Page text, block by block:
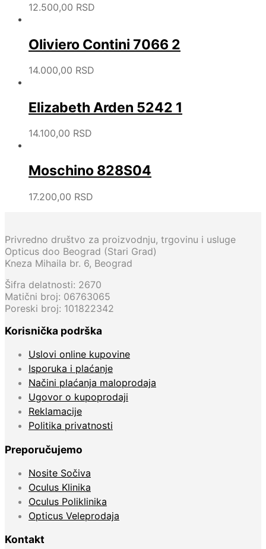
12.500,00 RSD
Oliviero Contini 7066 2
14.000,00 RSD
Elizabeth Arden 5242 1
14.100,00 RSD
Moschino 828S04
17.200,00 RSD
Privredno društvo za proizvodnju, trgovinu i usluge
Opticus doo Beograd (Stari Grad)
Kneza Mihaila br. 6, Beograd
Šifra delatnosti: 2670
Matični broj: 06763065
Poreski broj: 101822342
Korisnička podrška
Uslovi online kupovine
Isporuka i plaćanje
Načini plaćanja maloprodaja
Ugovor o kupoprodaji
Reklamacije
Politika privatnosti
Preporučujemo
Nosite Sočiva
Oculus Klinika
Oculus Poliklinika
Opticus Veleprodaja
Kontakt